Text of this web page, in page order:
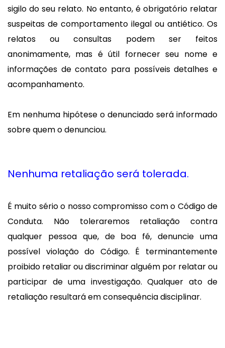
sigilo do seu relato. No entanto, é obrigatório relatar
suspeitas de comportamento ilegal ou antiético. Os
relatos ou consultas podem ser feitos
anonimamente, mas é útil fornecer seu nome e
informações de contato para possíveis detalhes e
acompanhamento.
Em nenhuma hipótese o denunciado será informado
sobre quem o denunciou.
Nenhuma retaliação será tolerada.
É muito sério o nosso compromisso com o Código de
Conduta. Não toleraremos retaliação contra
qualquer pessoa que, de boa fé, denuncie uma
possível violação do Código. É terminantemente
proibido retaliar ou discriminar alguém por relatar ou
participar de uma investigação. Qualquer ato de
retaliação resultará em consequência disciplinar.